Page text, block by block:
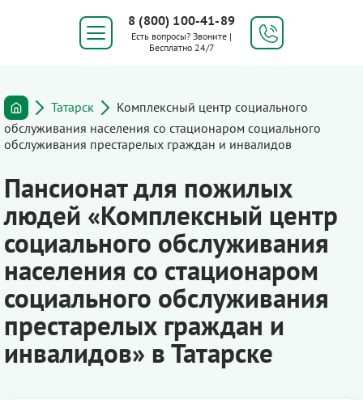
8 (800) 100-41-89
Есть вопросы? Звоните |
Бесплатно 24/7
Татарск
Комплексный центр социального
обслуживания населения со стационаром социального
обслуживания престарелых граждан и инвалидов
Пансионат для пожилых
людей «Комплексный центр
социального обслуживания
населения со стационаром
социального обслуживания
престарелых граждан и
инвалидов» в Татарске